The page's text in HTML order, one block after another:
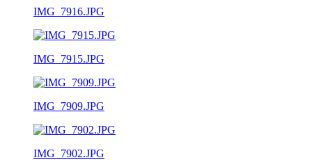
IMG_7916.JPG
IMG_7915.JPG
IMG_7909.JPG
IMG_7902.JPG